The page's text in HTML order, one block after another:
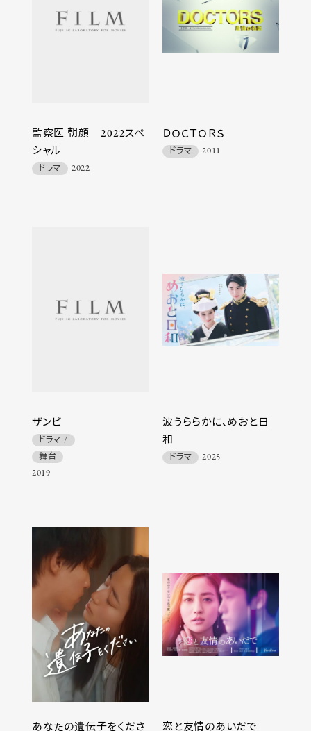
監察医 朝顔 2022スペ
シャル
ドラマ 2022
ＤＯＣＴＯＲＳ
ドラマ 2011
ザンビ
ドラマ
舞台
2019
波うららかに、めおと日
和
ドラマ 2025
あなたの遺伝子をくださ 恋と友情のあいだで